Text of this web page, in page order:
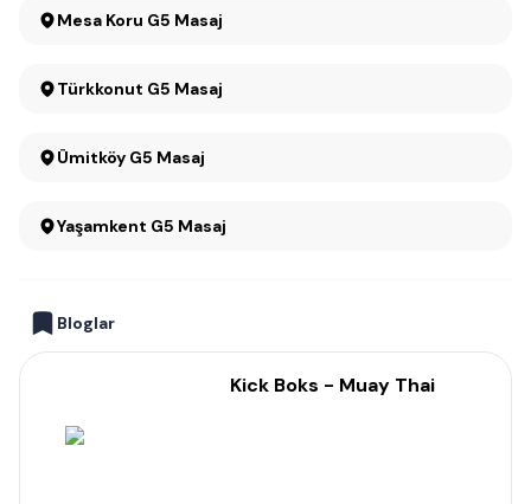
Mesa Koru G5 Masaj
Türkkonut G5 Masaj
Ümitköy G5 Masaj
Yaşamkent G5 Masaj
Bloglar
Kick Boks - Muay Thai